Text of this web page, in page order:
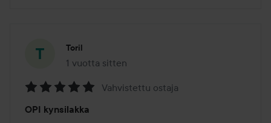
Toril
1 vuotta sitten
Viesti luotiin 1 vuotta sitten
5
Vahvistettu ostaja
OPI kynsilakka